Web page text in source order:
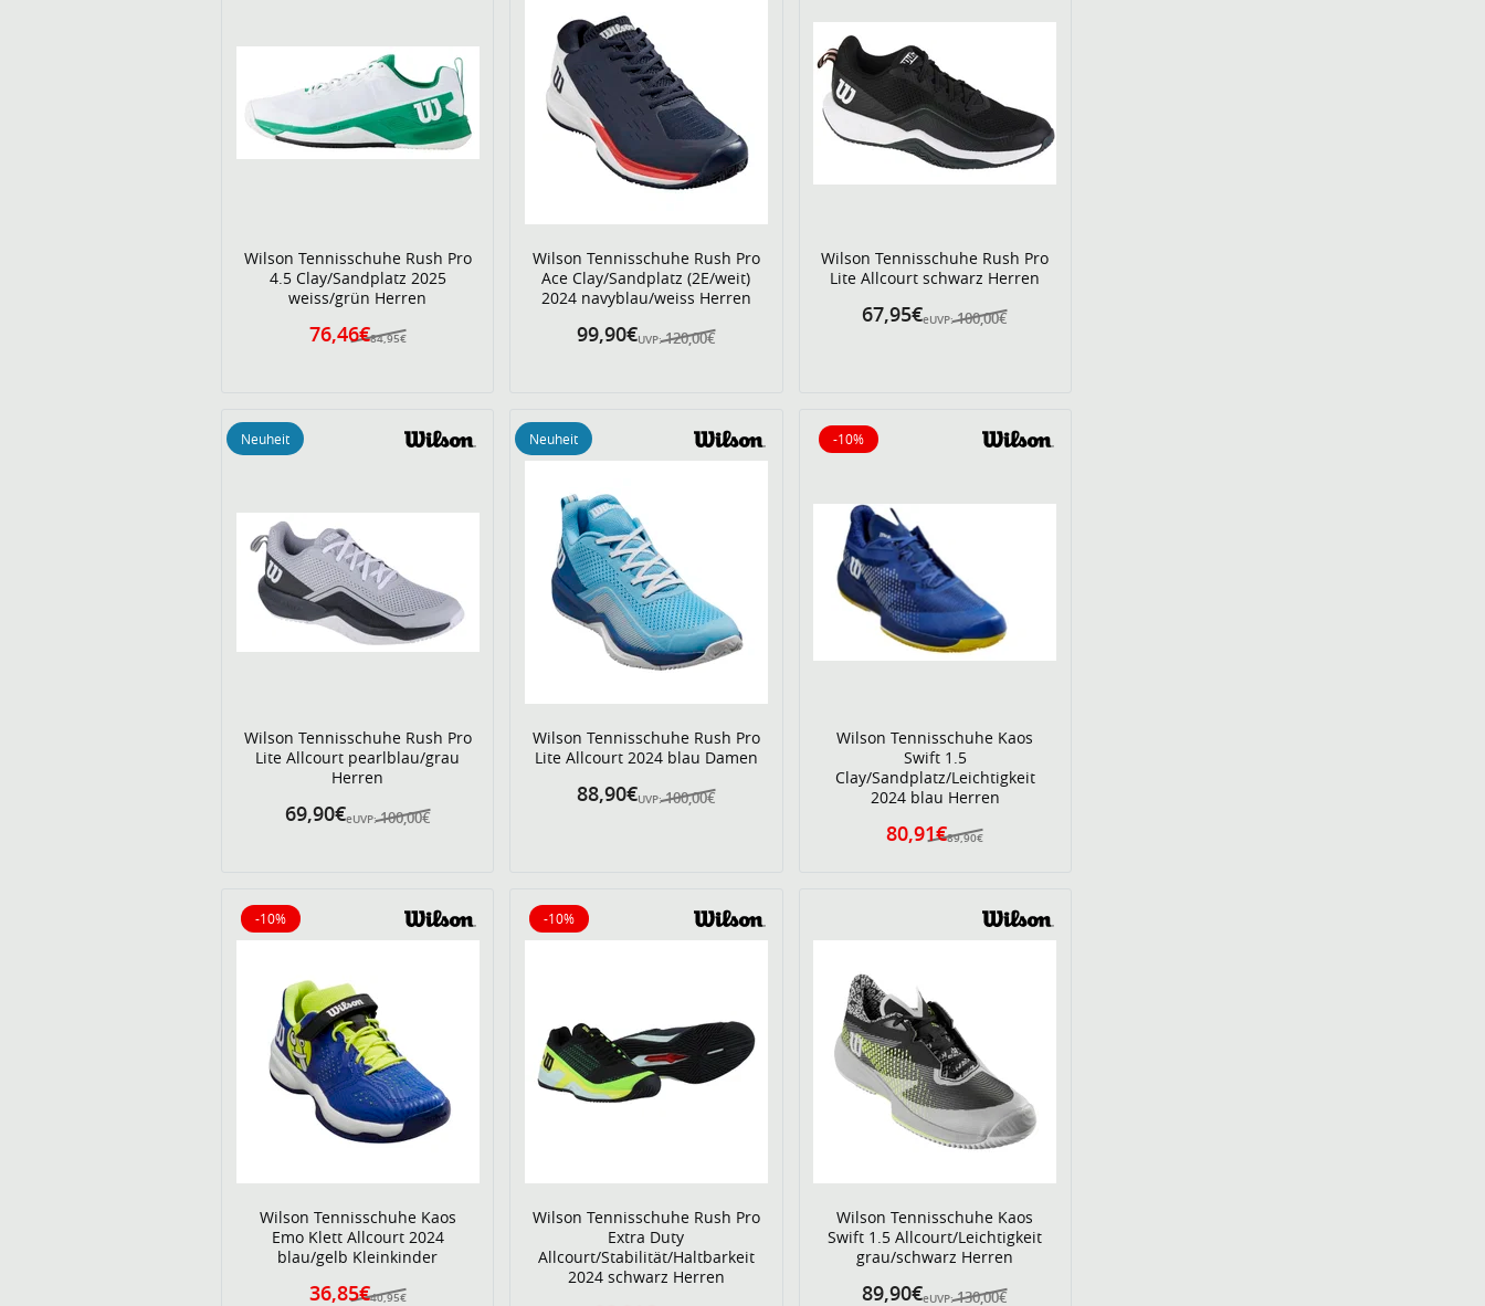
Wilson Tennisschuhe Rush Pro
4.5 Clay/Sandplatz 2025
weiss/grün Herren
84,95€
76,46€
Wilson Tennisschuhe Rush Pro
Ace Clay/Sandplatz (2E/weit)
2024 navyblau/weiss Herren
UVP: 120,00€
99,90€
Wilson Tennisschuhe Rush Pro
Lite Allcourt schwarz Herren
eUVP: 100,00€
67,95€
Wilson Tennisschuhe Rush Pro
Lite Allcourt pearlblau/grau
Herren
eUVP: 100,00€
69,90€
Neuheit
Wilson Tennisschuhe Rush Pro
Lite Allcourt 2024 blau Damen
UVP: 100,00€
88,90€
Neuheit
Wilson Tennisschuhe Kaos
Swift 1.5
Clay/Sandplatz/Leichtigkeit
2024 blau Herren
89,90€
80,91€
-10%
10% reduziert
Wilson Tennisschuhe Kaos
Emo Klett Allcourt 2024
blau/gelb Kleinkinder
40,95€
36,85€
-10%
10% reduziert
Wilson Tennisschuhe Rush Pro
Extra Duty
Allcourt/Stabilität/Haltbarkeit
2024 schwarz Herren
-10%
10% reduziert
Wilson Tennisschuhe Kaos
Swift 1.5 Allcourt/Leichtigkeit
grau/schwarz Herren
eUVP: 130,00€
89,90€